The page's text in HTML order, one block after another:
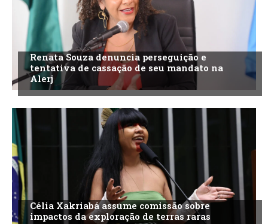
Renata Souza denuncia perseguição e
tentativa de cassação de seu mandato na
Alerj
Célia Xakriabá assume comissão sobre
impactos da exploração de terras raras